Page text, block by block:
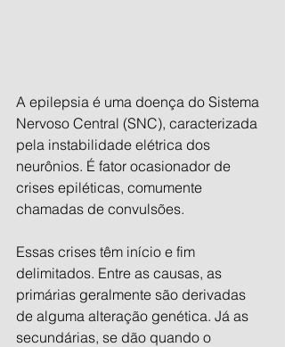
A epilepsia é uma doença do Sistema
Nervoso Central (SNC), caracterizada
pela instabilidade elétrica dos
neurônios. É fator ocasionador de
crises epiléticas, comumente
chamadas de convulsões.
Essas crises têm início e fim
delimitados. Entre as causas, as
primárias geralmente são derivadas
de alguma alteração genética. Já as
secundárias, se dão quando o